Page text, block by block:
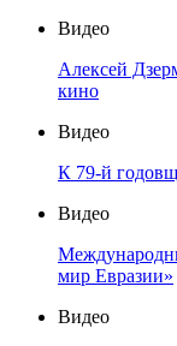
Видео
Алексей
кино
Видео
К 79-й
Видео
мир Евразии»
Видео